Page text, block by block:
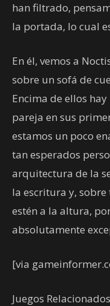
han filtrado,
la portada, lo cual
En él, vemos a
sobre un sofá de
Encima de ellos
pareja en sus
estamos un poco
tan esperados
arquitectura de la
la escritura y,
estén a la altura,
absolutamente
[via
Juegos Relacionados